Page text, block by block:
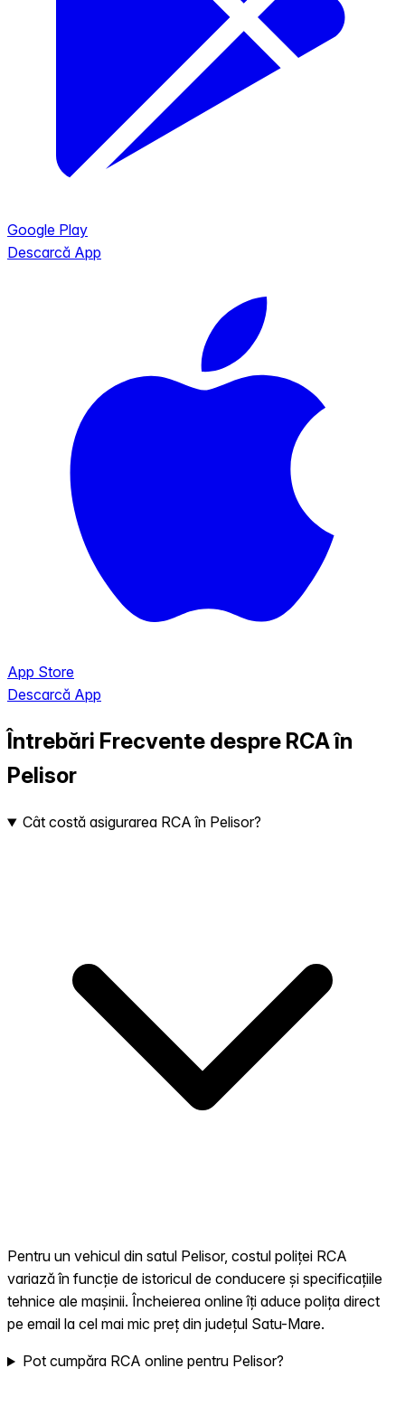
Google Play
Descarcă App
App Store
Descarcă App
Întrebări Frecvente despre RCA în
Pelisor
Cât costă asigurarea RCA în Pelisor?
Pentru un vehicul din satul Pelisor, costul poliței RCA
variază în funcție de istoricul de conducere și specificațiile
tehnice ale mașinii. Încheierea online îți aduce polița direct
pe email la cel mai mic preț din județul Satu-Mare.
Pot cumpăra RCA online pentru Pelisor?